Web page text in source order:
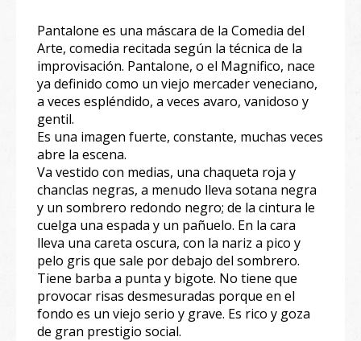
Pantalone es una máscara de la Comedia del
Arte, comedia recitada según la técnica de la
improvisación. Pantalone, o el Magnifico, nace
ya definido como un viejo mercader veneciano,
a veces espléndido, a veces avaro, vanidoso y
gentil.
Es una imagen fuerte, constante, muchas veces
abre la escena.
Va vestido con medias, una chaqueta roja y
chanclas negras, a menudo lleva sotana negra
y un sombrero redondo negro; de la cintura le
cuelga una espada y un pañuelo. En la cara
lleva una careta oscura, con la nariz a pico y
pelo gris que sale por debajo del sombrero.
Tiene barba a punta y bigote. No tiene que
provocar risas desmesuradas porque en el
fondo es un viejo serio y grave. Es rico y goza
de gran prestigio social.